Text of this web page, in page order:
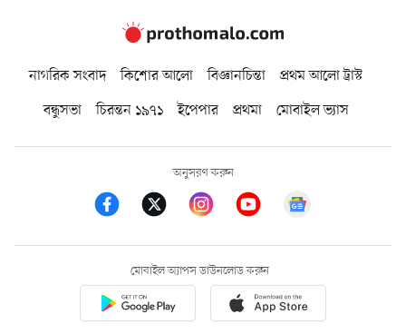
নাগরিক সংবাদ কিশোর আলো বিজ্ঞানচিন্তা
প্রথম আলো ট্রাস্ট
বন্ধুসভা
চিরন্তন ১৯৭১ ইপেপার প্রথমা মোবাইল ভ্যাস
অনুসরণ করুন
মোবাইল অ্যাপস ডাউনলোড করুন